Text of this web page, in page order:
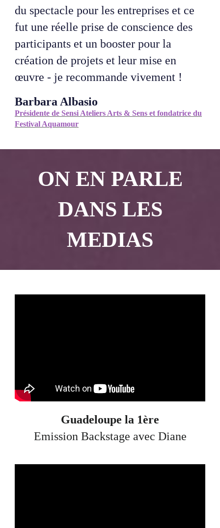
du spectacle pour les entreprises et ce
fut une réelle prise de conscience des
participants et un booster pour la
création de projets et leur mise en
œuvre - je recommande vivement !
Barbara Albasio
Présidente de Sensi Ateliers Arts & Sens et fondatrice du
Festival Aquamour
ON EN PARLE
DANS LES
MEDIAS
Guadeloupe la 1ère
Emission Backstage avec Diane